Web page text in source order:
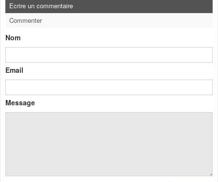
Ecrire un commentaire
Commenter
Nom
Email
Message